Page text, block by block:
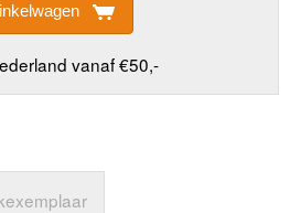
vanaf €50,-